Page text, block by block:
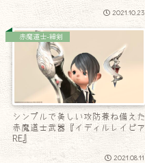
2021.10.23
赤魔道士-細剣
シンプルで美しい攻防兼ね備えた
赤魔道士武器『イディルレイピア
RE』
2021.08.11